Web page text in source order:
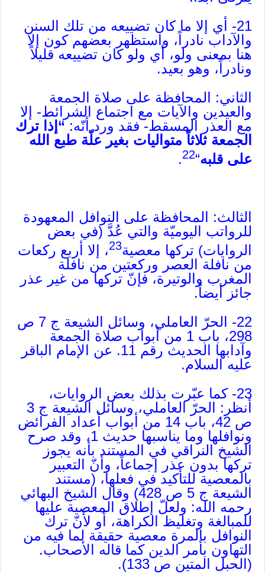
21- أي إلا ما كان تضييعه من تلك السنن
والآداب نادراً، واستظهر بعضهم كون إلا
هنا بمعنى ولو، أي ولو كان تضييعه قليلاً
ونادراً، وهو بعيد.
الثاني: المحافظة على صلاة الجمعة
والعيدين والآيات مع اجتماع الشرائط- إلا
مع العذر المسقط- فقد ورد أنّه: “إذا ترك
الجمعة ثلاثاً متواليات بغير علّة طبع الله
على قلبه“
22
.
الثالث: المحافظة على النوافل المعهودة
للرواتب اليوميّة والتي عُدَّ (في بعض
الروايات) تركها معصية23، إلا أربع ركعات
من نافلة العصر وركعتين من نافلة
المغرب والوتيرة، فإنّ تركها من غير عذر
جائز أيضاً.
22- الحرّ العاملي، وسائل الشيعة ج 7 ص
298، باب 1 من أبواب صلاة الجمعة
وآدابها الحديث رقم 11. عن الإمام الباقر
عليه السلام.
23- كما عبّرت بذلك بعض الروايات،
أنظر: الحرّ العاملي، وسائل الشيعة ج 3
ص 42، باب 14 من أبواب أعداد الفرائض
ونوافلها وما يناسبها حديث 1، وقد صرح
الشيخ النراقي في المستند بأنه يجوز
تركها بدون عذر إجماعاً، وأنّ التعبير
بالمعصية للتأكيد في فعلها، (مستند
الشيعة ج 5 ص 428) وقال الشيخ البهائي
رحمه الله: ولعلّ إطلاق المعصية عليها
للمبالغة وتغليظ الكراهة، أو لأنّ ترك
النوافل بالمرة معصية حقيقة لما فيه من
التهاون بأمر الدين كما قاله الأصحاب.
(الحبل المتين ص 133).